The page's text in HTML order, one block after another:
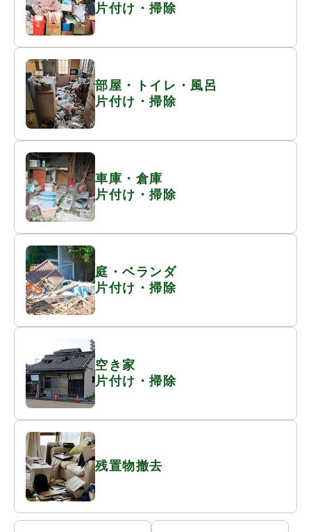
片付け・掃除
部屋・トイレ・風呂
片付け・掃除
車庫・倉庫
片付け・掃除
庭・ベランダ
片付け・掃除
空き家
片付け・掃除
残置物撤去